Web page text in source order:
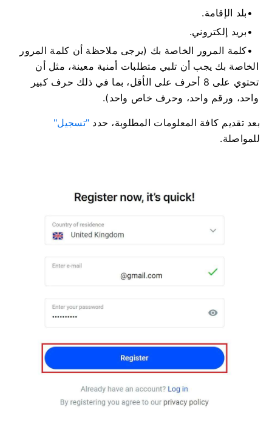
بلد الإقامة.
بريد إلكتروني.
كلمة المرور الخاصة بك (يرجى ملاحظة أن كلمة المرور
الخاصة بك يجب أن تلبي متطلبات أمنية معينة، مثل أن
تحتوي على 8 أحرف على الأقل، بما في ذلك حرف كبير
واحد، ورقم واحد، وحرف خاص واحد).
بعد تقديم كافة المعلومات المطلوبة، حدد "تسجيل"
للمواصلة.